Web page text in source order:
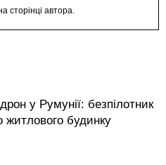
сторінці автора.
у Румунії: безпілотник
житлового будинку